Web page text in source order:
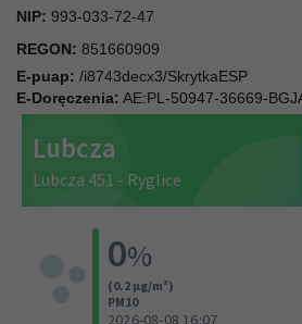
NIP: 993-033-72-47
REGON: 851660909
E-puap: /i8743decx3/SkrytkaESP
E-Doręczenia: AE:PL-50947-36669-